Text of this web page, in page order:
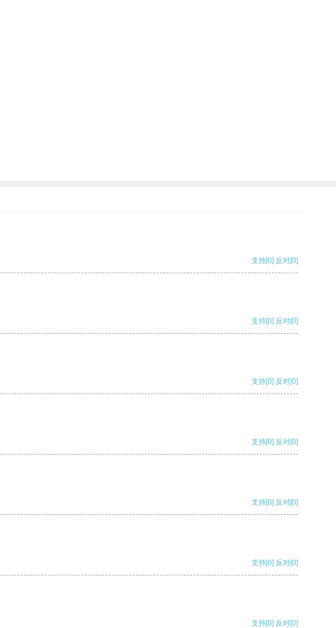
支持[0] 反对[0]
支持[0] 反对[0]
支持[0] 反对[0]
支持[0] 反对[0]
支持[0] 反对[0]
支持[0] 反对[0]
支持[0] 反对[0]